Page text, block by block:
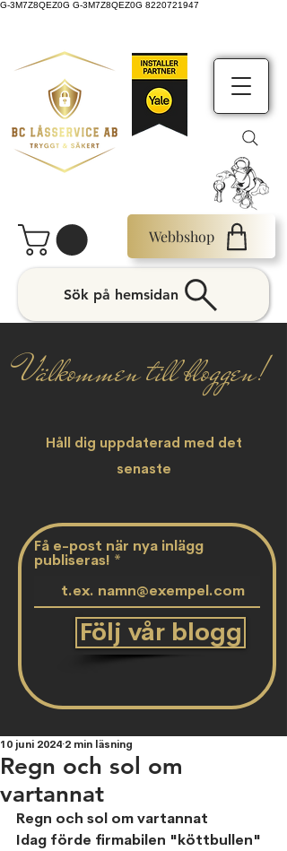
G-3M7Z8QEZ0G G-3M7Z8QEZ0G 8220721947
Webbshop
Sök på hemsidan
Välkommen till bloggen!
Håll dig uppdaterad med det
senaste
Få e-post när nya inlägg
publiseras!
Följ vår blogg
Regn och sol om
vartannat
10 juni 2024 2 min läsning
Regn och sol om vartannat
Idag förde firmabilen "köttbullen"